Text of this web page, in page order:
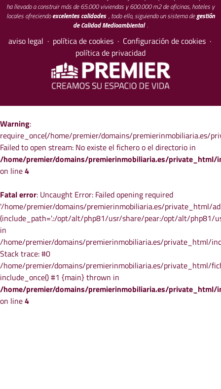
ha llevado a construir más de 65.000 viviendas y 600.000 m2 de oficinas, hoteles y
locales ofreciendoexcelentes calidades , todo ello, siguiendo un sistema degestión
de Calidad Medioambiental .
aviso legal · política de cookies· Configuración de cookies·
política de privacidad
Warning:
require_once(/home/premier/domains/premierinmobiliaria.es/
Failed to open stream: No existe el fichero o el directorio in
/home/premier/domains/premierinmobiliaria.es/private_html/
on line4
Fatal error: Uncaught Error: Failed opening required
'/home/premier/domains/premierinmobiliaria.es/private_html/
(include_path='.:/opt/alt/php81/usr/share/pear:/opt/alt/php81/
in
/home/premier/domains/premierinmobiliaria.es/private_html/
Stack trace: #0
/home/premier/domains/premierinmobiliaria.es/private_html/
include_once() #1 {main} thrown in
/home/premier/domains/premierinmobiliaria.es/private_html/
on line4